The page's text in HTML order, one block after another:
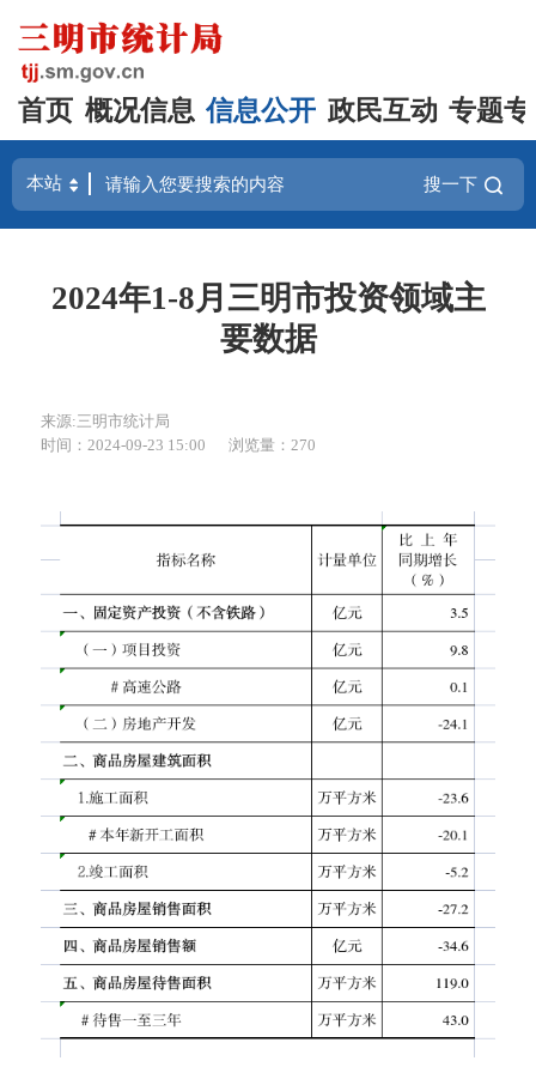
首页 概况信息 信息公开 政民互动 专题
搜一下
2024年1-8月三明市投资领域主
要数据
来源:三明市统计局
时间：2024-09-23 15:00
浏览量：270